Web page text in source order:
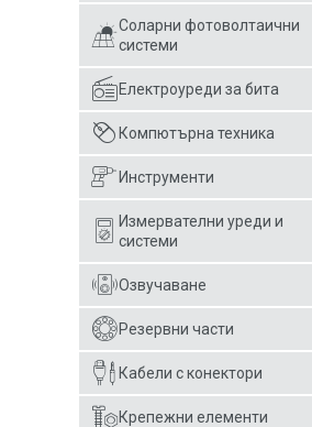
Соларни фотоволтаични
системи
Електроуреди за бита
Компютърна техника
Инструменти
Измервателни уреди и
системи
Озвучаване
Резервни части
Кабели с конектори
Крепежни елементи